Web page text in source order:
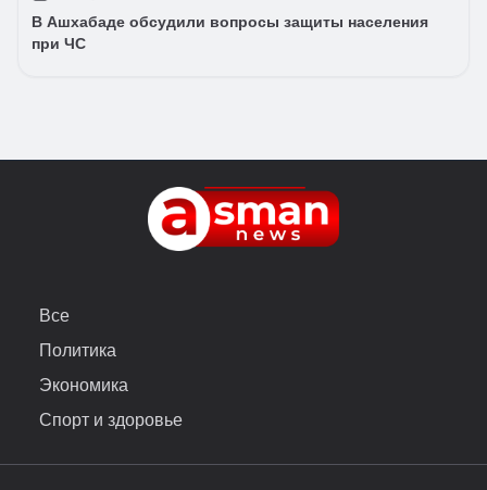
В Ашхабаде обсудили вопросы защиты населения
при ЧС
Все
Политика
Экономика
Спорт и здоровье